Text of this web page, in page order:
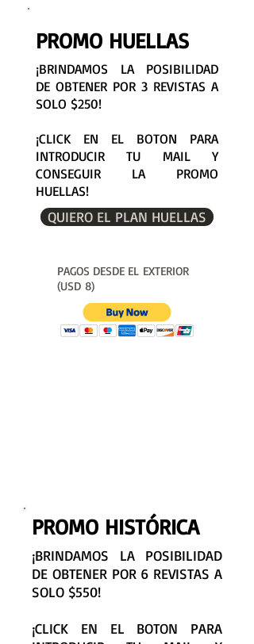
PROMO HUELLAS
¡BRINDAMOS LA POSIBILIDAD
DE OBTENER POR 3 REVISTAS A
SOLO $250!
¡CLICK EN EL BOTON PARA
INTRODUCIR TU MAIL Y
CONSEGUIR LA PROMO
HUELLAS!
QUIERO EL PLAN HUELLAS
PAGOS DESDE EL EXTERIOR
(USD 8)
PROMO HISTÓRICA
¡BRINDAMOS LA POSIBILIDAD
DE OBTENER POR 6 REVISTAS A
SOLO $550!
¡CLICK EN EL BOTON PARA